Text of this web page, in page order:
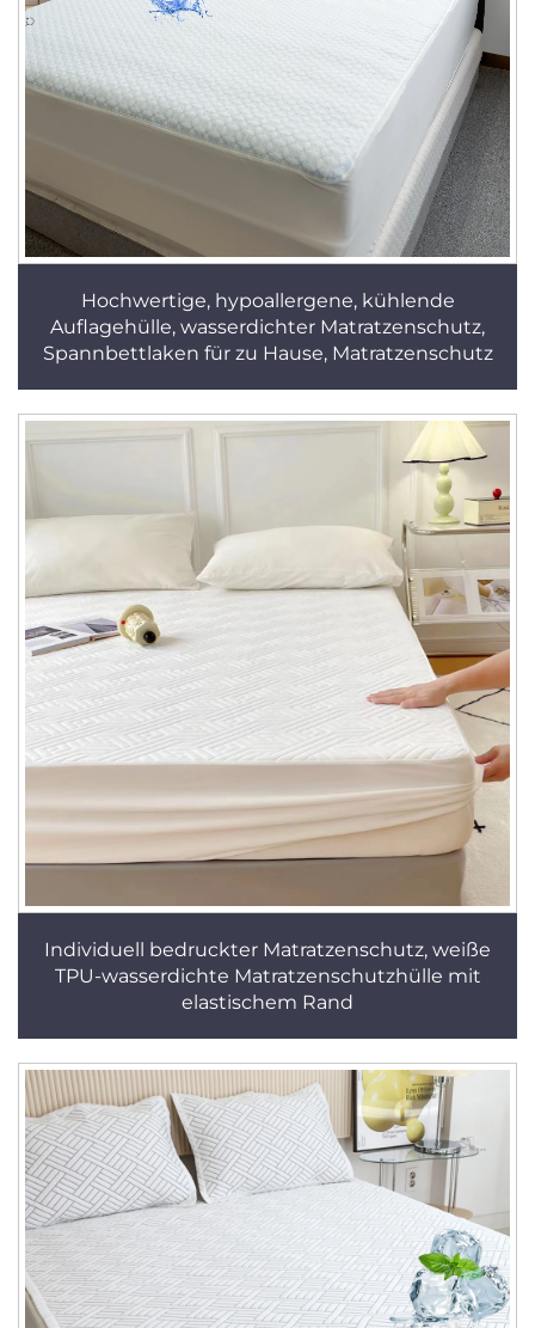
Hochwertige, hypoallergene, kühlende
Auflagehülle, wasserdichter Matratzenschutz,
Spannbettlaken für zu Hause, Matratzenschutz
Individuell bedruckter Matratzenschutz, weiße
TPU-wasserdichte Matratzenschutzhülle mit
elastischem Rand